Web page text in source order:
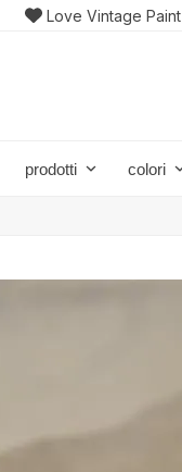
Love Vintage Paint
prodotti colori